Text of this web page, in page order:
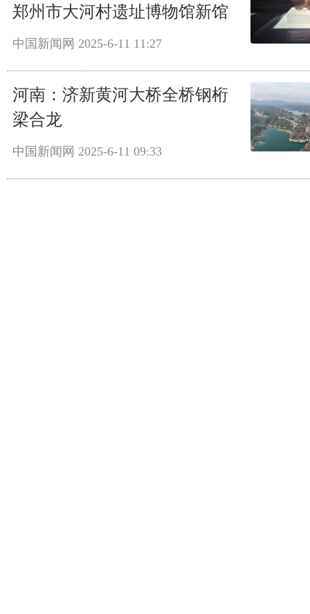
郑州市大河村遗址博物馆新馆
中国新闻网 2025-6-11 11:27
河南：济新黄河大桥全桥钢桁
梁合龙
中国新闻网 2025-6-11 09:33